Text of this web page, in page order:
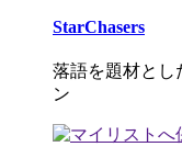
StarChasers
落語を題材とし
ン